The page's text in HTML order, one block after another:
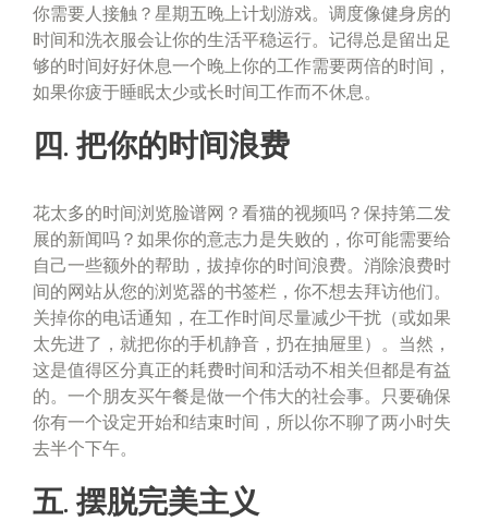
你需要人接触？星期五晚上计划游戏。调度像健身房的
时间和洗衣服会让你的生活平稳运行。记得总是留出足
够的时间好好休息一个晚上你的工作需要两倍的时间，
如果你疲于睡眠太少或长时间工作而不休息。
四. 把你的时间浪费
花太多的时间浏览脸谱网？看猫的视频吗？保持第二发
展的新闻吗？如果你的意志力是失败的，你可能需要给
自己一些额外的帮助，拔掉你的时间浪费。消除浪费时
间的网站从您的浏览器的书签栏，你不想去拜访他们。
关掉你的电话通知，在工作时间尽量减少干扰（或如果
太先进了，就把你的手机静音，扔在抽屉里）。当然，
这是值得区分真正的耗费时间和活动不相关但都是有益
的。一个朋友买午餐是做一个伟大的社会事。只要确保
你有一个设定开始和结束时间，所以你不聊了两小时失
去半个下午。
五. 摆脱完美主义